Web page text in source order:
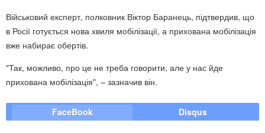
Військовий експерт, полковник Віктор Баранець, підтвердив, що
в Росії готується нова хвиля мобілізації, а прихована мобілізація
вже набирає обертів.
"Так, можливо, про це не треба говорити, але у нас йде
прихована мобілізація", – зазначив він.
FaceBook Disqus